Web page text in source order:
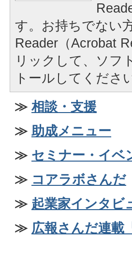
す。お持ちでない
Reader（Acrobat
リックして、ソフ
トールしてくださ
≫ 相談・支援
≫ 助成メニュー
≫ セミナー・イベ
≫ コアラボさんだ
≫ 起業家インタビ
≫ 広報さんだ連載